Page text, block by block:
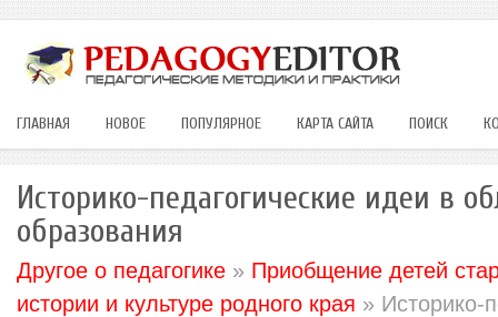
ГЛАВНАЯ НОВОЕ ПОПУЛЯРНОЕ КАРТА САЙТА ПОИСК
Историко-педагогические идеи в
образования
Другое о педагогике » Приобщение детей
истории и культуре родного края » Историко-